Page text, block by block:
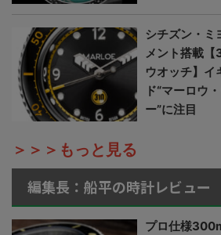
シチズン・ミ
メント搭載
ウオッチ】イ
ド“マーロウ
ー”に注目
＞＞＞もっと見る
編集長：船平の時計レビュー
プロ仕様